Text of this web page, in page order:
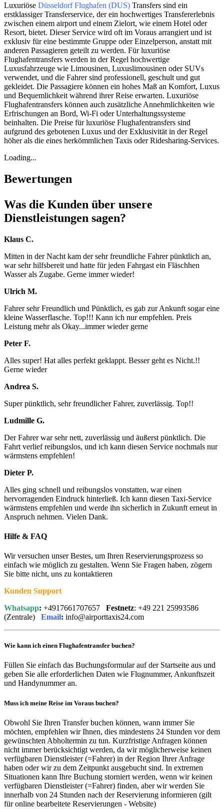
Luxuriöse Düsseldorf Flughafen (DUS) Transfers sind ein
erstklassiger Transferservice, der ein hochwertiges Transfererlebnis
zwischen einem airport und einem Zielort, wie einem Hotel oder
Resort, bietet. Dieser Service wird oft im Voraus arrangiert und ist
exklusiv für eine bestimmte Gruppe oder Einzelperson, anstatt mit
anderen Passagieren geteilt zu werden. Für luxuriöse
Flughafentransfers werden in der Regel hochwertige
Luxusfahrzeuge wie Limousinen, Luxuslimousinen oder SUVs
verwendet, und die Fahrer sind professionell, geschult und gut
gekleidet. Die Passagiere können ein hohes Maß an Komfort, Luxus
und Bequemlichkeit während ihrer Reise erwarten. Luxuriöse
Flughafentransfers können auch zusätzliche Annehmlichkeiten wie
Erfrischungen an Bord, Wi-Fi oder Unterhaltungssysteme
beinhalten. Die Preise für luxuriöse Flughafentransfers sind
aufgrund des gebotenen Luxus und der Exklusivität in der Regel
höher als die eines herkömmlichen Taxis oder Ridesharing-Services.
Loading...
Bewertungen
Was die Kunden über unsere
Dienstleistungen sagen?
Klaus C.
Mitten in der Nacht kam der sehr freundliche Fahrer pünktlich an,
war sehr hilfsbereit und hatte für jeden Fahrgast ein Fläschhen
Wasser als Zugabe. Gerne immer wieder!
Ulrich M.
Fahrer sehr Freundlich und Pünktlich, es gab zur Ankunft sogar eine
kleine Wasserflasche. Top!!! Kann ich nur empfehlen. Preis
Leistung mehr als Okay...immer wieder gerne
Peter F.
Alles super! Hat alles perfekt geklappt. Besser geht es Nicht.!!
Gerne wieder
Andrea S.
Super pünktlich, sehr freundlicher Fahrer, zuverlässig. Top!!
Ludmille G.
Der Fahrer war sehr nett, zuverlässig und äußerst pünktlich. Die
Fahrt verlief reibungslos, und ich kann diesen Service nochmals nur
wärmstens empfehlen!
Dieter P.
Alles ging schnell und reibungslos vonstatten, war einen
hervorragenden Eindruck hinterließ. Ich kann diesen Taxi-Service
wärmstens empfehlen und werde ihn sicherlich in Zukunft erneut in
Anspruch nehmen. Vielen Dank.
Hilfe & FAQ
Wir versuchen unser Bestes, um Ihren Reservierungsprozess so
einfach wie möglich zu gestalten. Wenn Sie Fragen haben, zögern
Sie bitte nicht, uns zu kontaktieren
Kunden Support
Whatsapp: +4917661707657 Festnetz: +49 221 25993586
(Zentrale) Email: info@airporttaxis24.com
Wie kann ich einen Flughafentransfer buchen?
Füllen Sie einfach das Buchungsformular auf der Startseite aus und
geben Sie alle erforderlichen Daten wie Flugnummer, Ankunftszeit
und Handynummer an.
Muss ich meine Reise im Voraus buchen?
Obwohl Sie Ihren Transfer buchen können, wann immer Sie
möchten, empfehlen wir Ihnen, dies mindestens 24 Stunden vor dem
gewünschten Abholtermin zu tun. Kurzfristige Anfragen können
nicht immer berücksichtigt werden, da wir möglicherweise keinen
verfügbaren Dienstleister (=Fahrer) in der Region Ihrer Anfrage
haben oder wir zu dem Zeitpunkt ausgebucht sind. In extremen
Situationen kann Ihre Buchung storniert werden, wenn wir keinen
verfügbaren Dienstleister (=Fahrer) finden, aber wir werden Sie
innerhalb von 24 Stunden nach der Reservierung informieren (gilt
für online bearbeitete Reservierungen - Website)